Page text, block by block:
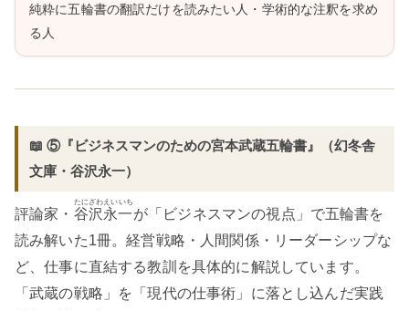
純粋に五輪書の翻訳だけを読みたい人・学術的な注釈を求め
る人
📖 ⑤『ビジネスマンのための宮本武蔵五輪書』（幻冬舎
文庫・谷沢永一）
評論家・ 谷沢永一
たにざわえいいち
が「ビジネスマンの視点」で五輪書を
読み解いた1冊。経営戦略・人間関係・リーダーシップな
ど、仕事に直結する教訓を具体的に解説しています。
「武蔵の戦略」を「現代の仕事術」に落とし込んだ実践